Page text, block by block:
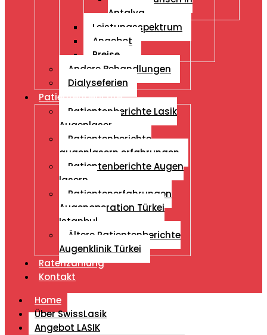
Antalya
Leistungsspektrum
Angebot
Preise
Andere Behandlungen
Dialyseferien
Patientenberichte
Patientenberichte Lasik
Augenlaser
Patientenberichte
augenlasern erfahrungen
Patientenberichte Augen
lasern
Patientenerfahrungen
Augenoperation Türkei
Istanbul
Ältere Patientenberichte
Augenklinik Türkei
Ratenzahlung
Kontakt
Home
Über SwissLasik
Angebot LASIK